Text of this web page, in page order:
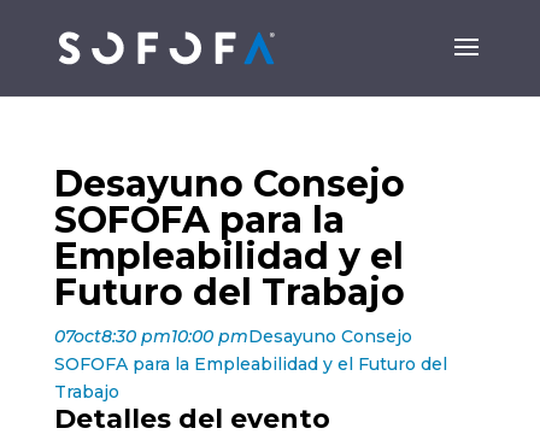
Desayuno Consejo
SOFOFA para la
Empleabilidad y el
Futuro del Trabajo
07oct8:30 pm10:00 pmDesayuno Consejo
SOFOFA para la Empleabilidad y el Futuro del
Trabajo
Detalles del evento